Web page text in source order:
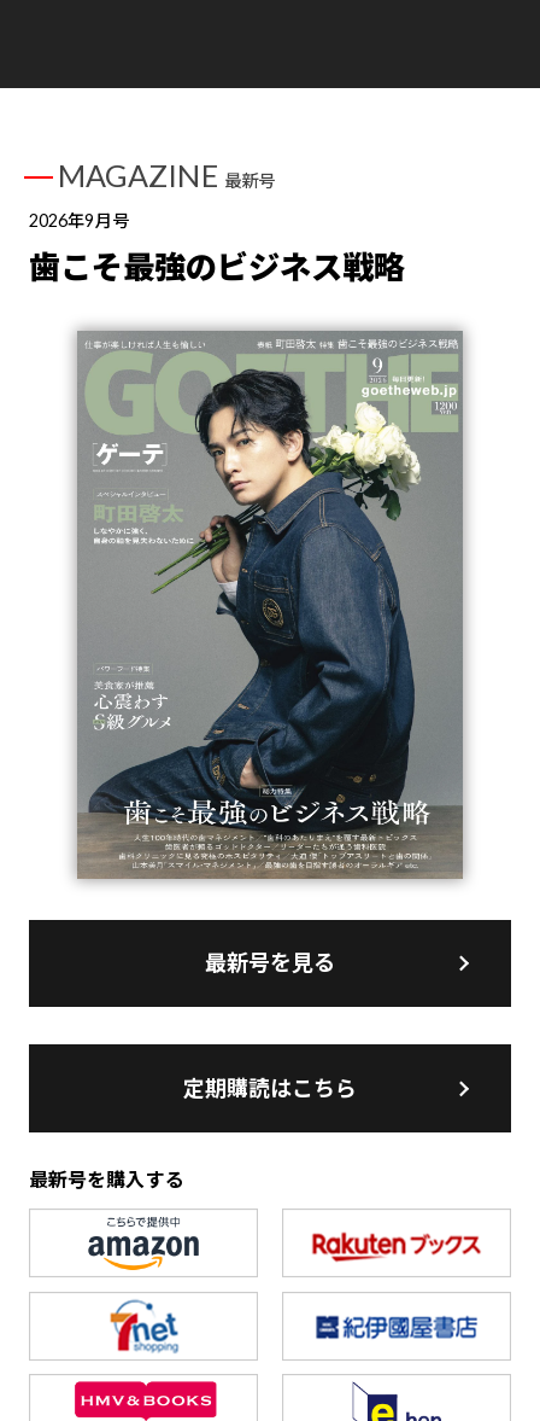
MAGAZINE 最新号
2026年9月号
歯こそ最強のビジネス戦略
最新号を見る
定期購読はこちら
最新号を購入する